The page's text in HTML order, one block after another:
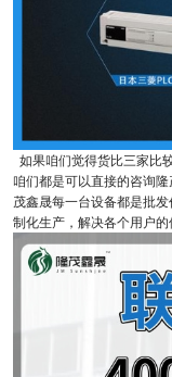
如果咱们觉得货比三家比
咱们都是可以直接的咨询
茂鑫晟每一台设备都是批
制化生产，解决各个用户的